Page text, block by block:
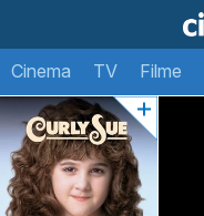
Cinema TV Filme